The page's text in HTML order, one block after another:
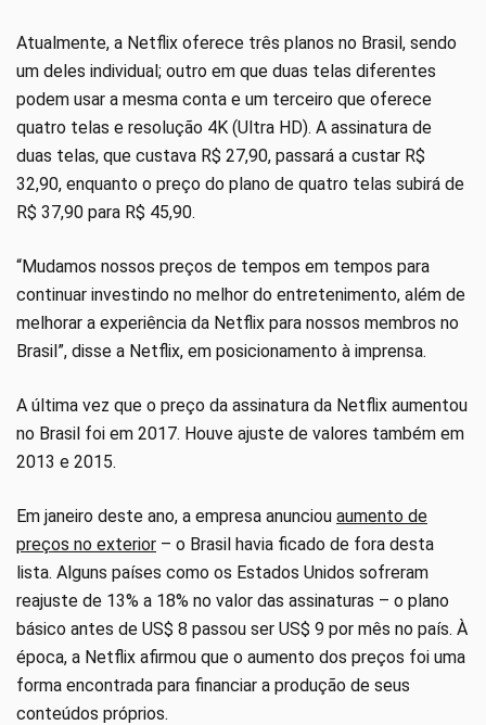
Atualmente, a Netflix oferece três planos no Brasil, sendo
um deles individual; outro em que duas telas diferentes
podem usar a mesma conta e um terceiro que oferece
quatro telas e resolução 4K (Ultra HD). A assinatura de
duas telas, que custava R$ 27,90, passará a custar R$
32,90, enquanto o preço do plano de quatro telas subirá de
R$ 37,90 para R$ 45,90.
“Mudamos nossos preços de tempos em tempos para
continuar investindo no melhor do entretenimento, além de
melhorar a experiência da Netflix para nossos membros no
Brasil”, disse a Netflix, em posicionamento à imprensa.
A última vez que o preço da assinatura da Netflix aumentou
no Brasil foi em 2017. Houve ajuste de valores também em
2013 e 2015.
Em janeiro deste ano, a empresa anunciou aumento de
preços no exterior – o Brasil havia ficado de fora desta
lista. Alguns países como os Estados Unidos sofreram
reajuste de 13% a 18% no valor das assinaturas – o plano
básico antes de US$ 8 passou ser US$ 9 por mês no país. À
época, a Netflix afirmou que o aumento dos preços foi uma
forma encontrada para financiar a produção de seus
conteúdos próprios.